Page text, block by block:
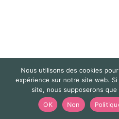
Nous utilisons des cookies
expérience sur notre site web.
site, nous supposerons
OK
Non